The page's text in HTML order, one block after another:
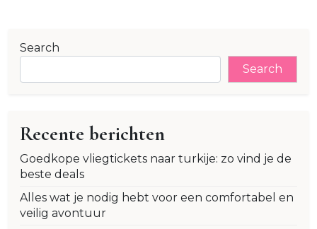
Search
Search
Recente berichten
Goedkope vliegtickets naar turkije: zo vind je de
beste deals
Alles wat je nodig hebt voor een comfortabel en
veilig avontuur